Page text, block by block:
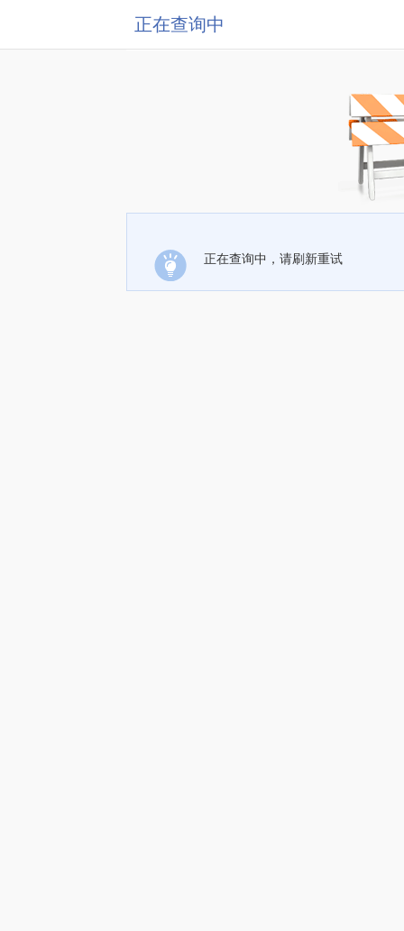
正在查询中
正在查询中，请刷新重试